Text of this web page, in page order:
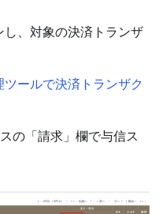
し、対象の決済トランザ
ツールで決済トランザク
の「請求」欄で与信ス